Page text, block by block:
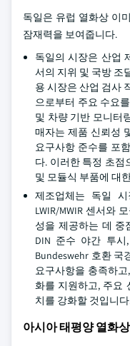
독일은 유럽 열화상 이
잠재력을 보여줍니다.
독일의 시장은 산업
서의 지위 및 국방 조
용 시장은 산업 검사
으로부터 주요 수요
및 차량 기반 모니터
매자는 제품 신뢰성
요구사항 준수를 포
다. 이러한 특정 초점
및 모듈식 부품에 대
제조업체는 독일
LWIR/MWIR 센서와
성을 제공하는 데 중
DIN 준수 야간 투
Bundeswehr 호환 국
요구사항을 충족하
화를 지원하고, 주요
치를 강화할 것입니
아시아 태평양 열화